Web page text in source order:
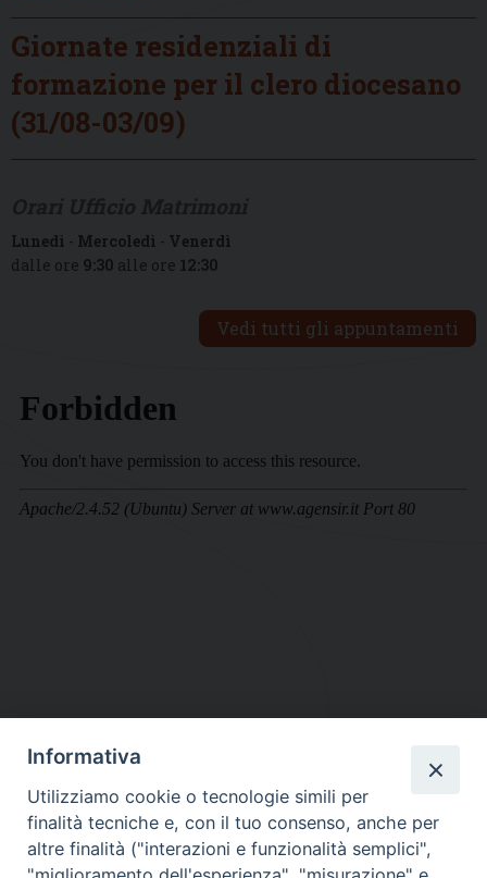
Giornate residenziali di
formazione per il clero diocesano
(31/08-03/09)
Lunedì - Mercoledì - Venerdì
dalle ore 9:30 alle ore 12:30
Vedi tutti gli appuntamenti
DIOCESI SUBURBICARIA DI ALBANO
Contatti:Tel.: 06.93268401 - Fax.: 06.9323844
E-mail:curia@diocesidialbano.it
Informativa
Utilizziamo cookie o tecnologie simili per
finalità tecniche e, con il tuo consenso, anche per
altre finalità ("interazioni e funzionalità semplici",